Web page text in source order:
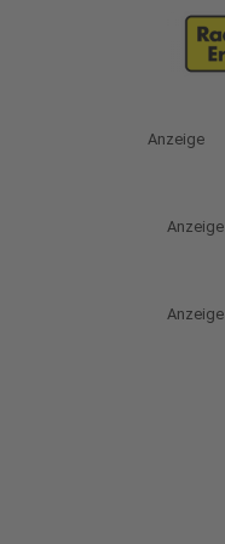
Anzeige
Anzeige
Anzeige